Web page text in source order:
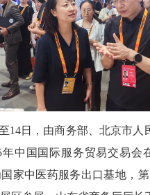
14日，由商务部、北京市人
年中国国际服务贸易交易会
家中医药服务出口基地，